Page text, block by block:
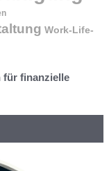
Work-Life-
für finanzielle